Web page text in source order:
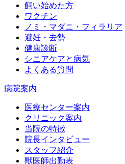
飼い始めた方
ワクチン
ノミ・マダニ・フィラリア
避妊・去勢
健康診断
シニアケアと病気
よくある質問
病院案内
医療センター案内
クリニック案内
当院の特徴
院長インタビュー
スタッフ紹介
獣医師出勤表